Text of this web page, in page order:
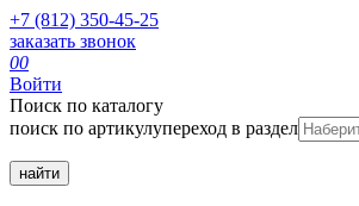
+7 (812) 350-45-25
заказать звонок
00
Войти
Поиск по каталогу
поиск по артикулупереход в раздел